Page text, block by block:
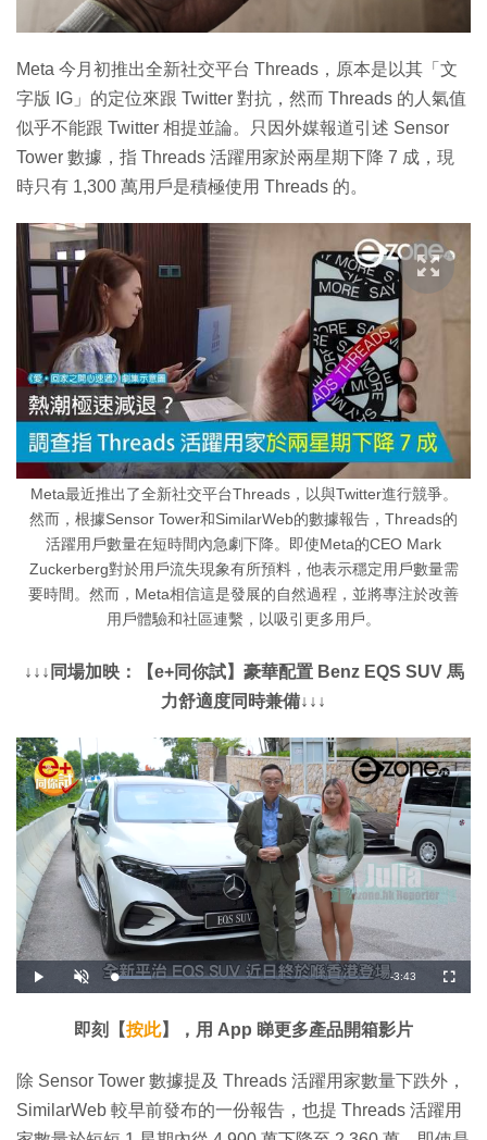
Meta 今月初推出全新社交平台 Threads，原本是以其「文
字版 IG」的定位來跟 Twitter 對抗，然而 Threads 的人氣值
似乎不能跟 Twitter 相提並論。只因外媒報道引述 Sensor
Tower 數據，指 Threads 活躍用家於兩星期下降 7 成，現
時只有 1,300 萬用戶是積極使用 Threads 的。
Meta最近推出了全新社交平台Threads，以與Twitter進行競爭。
然而，根據Sensor Tower和SimilarWeb的數據報告，Threads的
活躍用戶數量在短時間內急劇下降。即使Meta的CEO Mark
Zuckerberg對於用戶流失現象有所預料，他表示穩定用戶數量需
要時間。然而，Meta相信這是發展的自然過程，並將專注於改善
用戶體驗和社區連繫，以吸引更多用戶。
↓↓↓同場加映：【e+同你試】豪華配置 Benz EQS SUV 馬
力舒適度同時兼備↓↓↓
播
放
開
啟
載
入
:
1
3
%
剩
時
間
-3:43
全
螢
即刻【按此】，用 App 睇更多產品開箱影片
除 Sensor Tower 數據提及 Threads 活躍用家數量下跌外，
SimilarWeb 較早前發布的一份報告，也提 Threads 活躍用